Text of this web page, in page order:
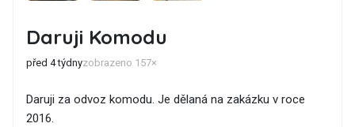
Daruji Komodu
před 4 týdnyzobrazeno 157×
Daruji za odvoz komodu. Je dělaná na zakázku v roce
2016.